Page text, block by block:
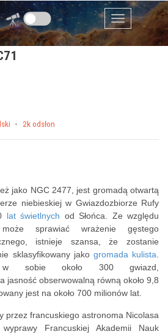
Menu
2k odsłon
jako NGC 2477, jest gromadą otwartą
niebieskiej w Gwiazdozbiorze Rufy
lat świetlnych od Słońca. Ze względu
sprawiać wrażenie gęstego
istnieje szansa, że zostanie
sklasyfikowany jako gromada kulista
w sobie około 300 gwiazd,
jasność obserwowalną równą około 9,8
jest na około 700 milionów lat.
przez francuskiego astronoma Nicolasa
Francuskiej Akademii Nauk